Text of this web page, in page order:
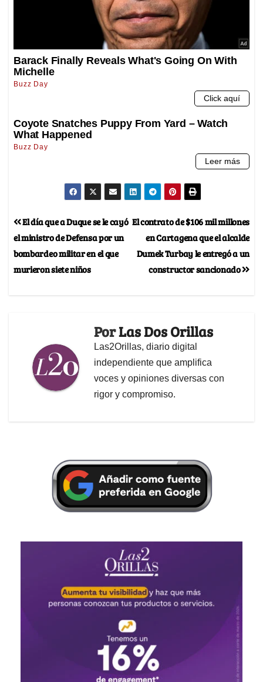
El contrato de $106 mil millones
en Cartagena que el alcalde
Dumek Turbay le entregó a un
constructor sancionado
El día que a Duque se le cayó
el ministro de Defensa por un
bombardeo militar en el que
murieron siete niños
PorLas Dos Orillas
Las2Orillas, diario digital
independiente que amplifica
voces y opiniones diversas con
rigor y compromiso.